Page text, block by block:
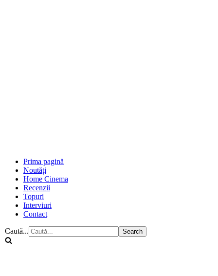
Prima pagină
Noutăți
Home Cinema
Recenzii
Topuri
Interviuri
Contact
Caută...